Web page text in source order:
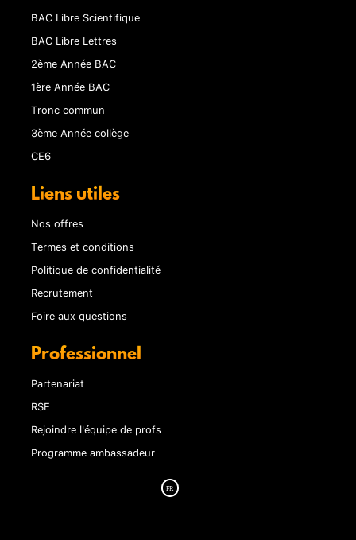
BAC Libre Scientifique
BAC Libre Lettres
2ème Année BAC
1ère Année BAC
Tronc commun
3ème Année collège
CE6
Liens utiles
Nos offres
Termes et conditions
Politique de confidentialité
Recrutement
Foire aux questions
Professionnel
Partenariat
RSE
Rejoindre l'équipe de profs
Programme ambassadeur